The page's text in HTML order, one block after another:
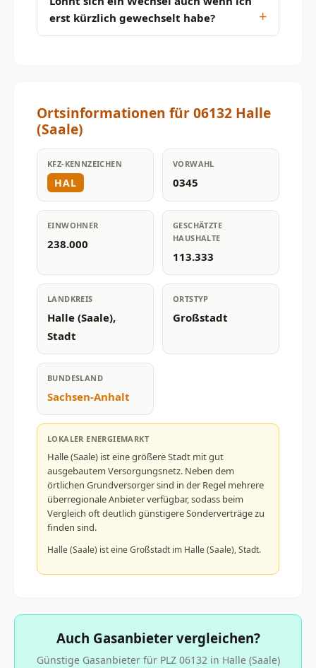
erst kürzlich gewechselt habe?
Ortsinformationen für 06132 Halle
(Saale)
KFZ-KENNZEICHEN
HAL
VORWAHL
0345
EINWOHNER
238.000
GESCHÄTZTE
HAUSHALTE
113.333
LANDKREIS
Halle (Saale),
Stadt
ORTSTYP
Großstadt
BUNDESLAND
Sachsen-Anhalt
LOKALER ENERGIEMARKT
Halle (Saale) ist eine größere Stadt mit gut
ausgebautem Versorgungsnetz. Neben dem
örtlichen Grundversorger sind in der Regel mehrere
überregionale Anbieter verfügbar, sodass beim
Vergleich oft deutlich günstigere Sonderverträge zu
finden sind.
Halle (Saale) ist eine Großstadt im Halle (Saale), Stadt.
Auch Gasanbieter vergleichen?
Günstige Gasanbieter für PLZ 06132 in Halle (Saale)